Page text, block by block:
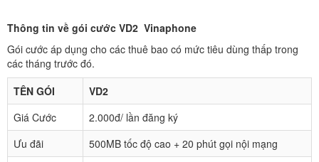
Thông tin về gói cước VD2 Vinaphone
Gói cước áp dụng cho các thuê bao có mức tiêu dùng thấp trong
các tháng trước đó.
TÊN GÓI
VD2
Giá Cước
2.000đ/ lần đăng ký
Ưu đãi
500MB tốc độ cao + 20 phút gọi nội mạng